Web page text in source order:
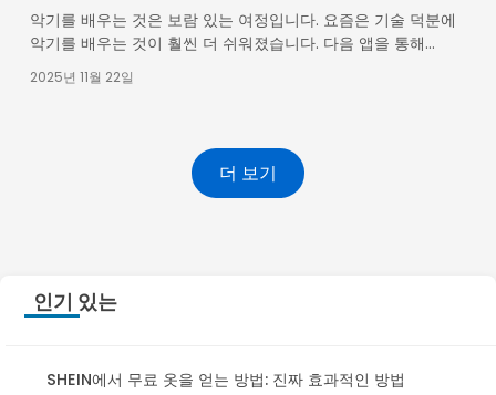
악기를 배우는 것은 보람 있는 여정입니다. 요즘은 기술 덕분에
악기를 배우는 것이 훨씬 더 쉬워졌습니다. 다음 앱을 통해...
2025년 11월 22일
더 보기
인기 있는
SHEIN에서 무료 옷을 얻는 방법: 진짜 효과적인 방법